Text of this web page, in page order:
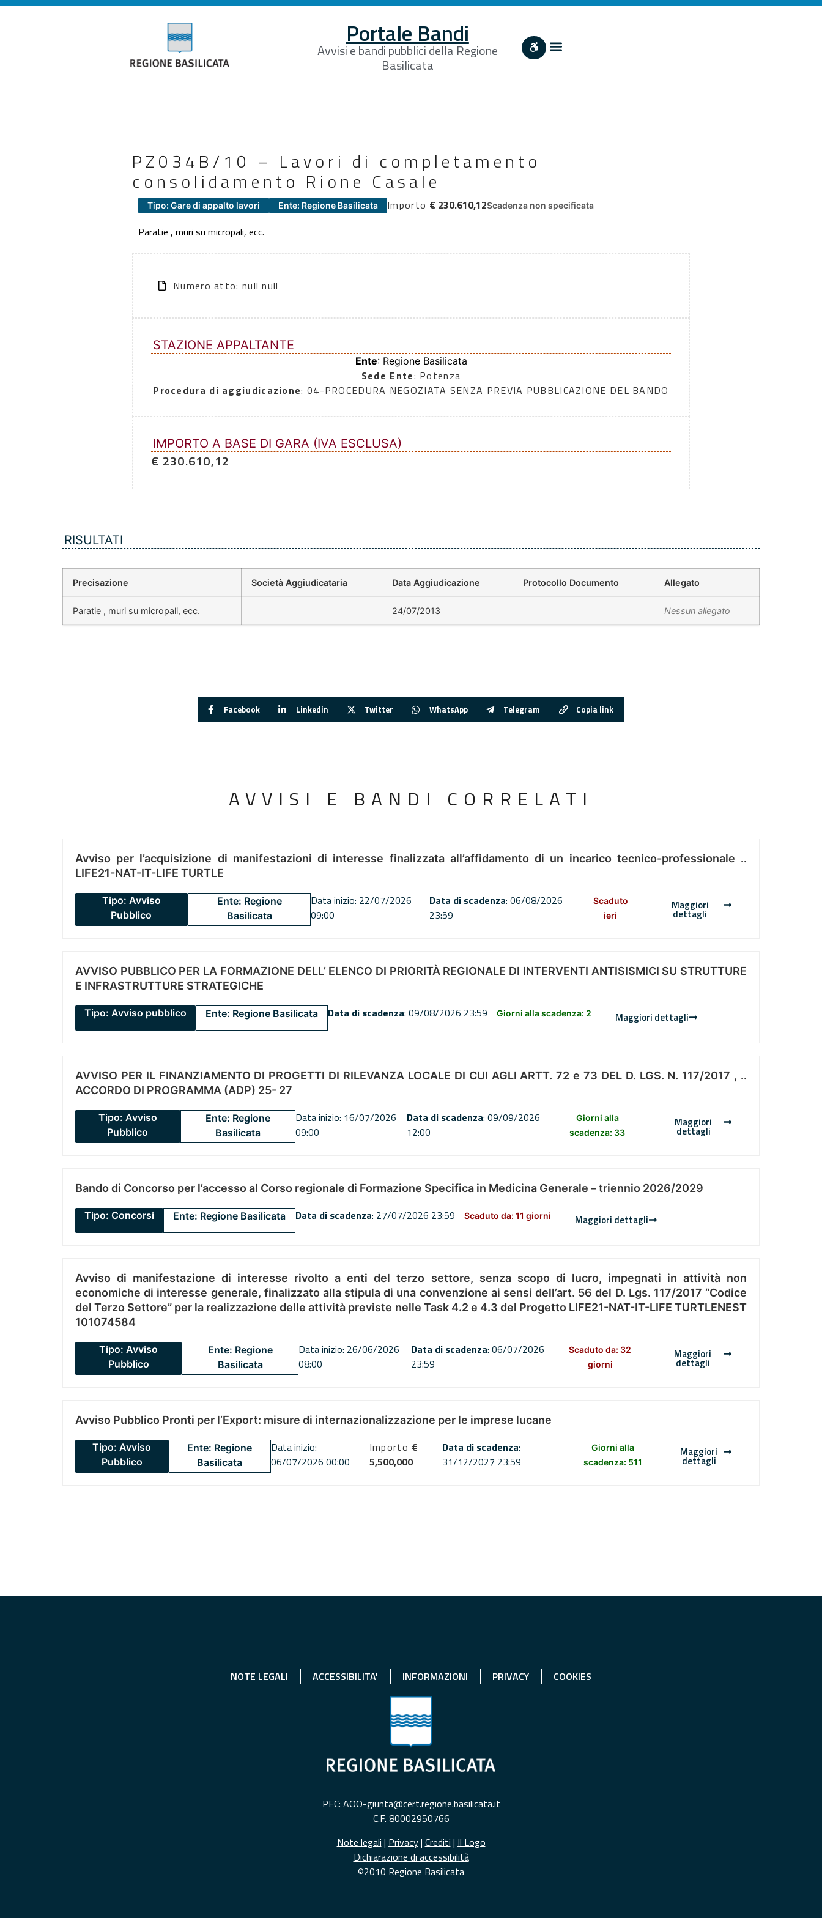
Portale Bandi
Avvisi e bandi pubblici della Regione
Basilicata
PZ034B/10 – Lavori di completamento
consolidamento Rione Casale
Tipo: Gare di appalto lavori Ente: Regione Basilicata Importo € 230.610,12Scadenza non specificata
Paratie , muri su micropali, ecc.
Numero atto: null null
STAZIONE APPALTANTE
Ente: Regione Basilicata
Sede Ente: Potenza
Procedura di aggiudicazione: 04-PROCEDURA NEGOZIATA SENZA PREVIA PUBBLICAZIONE DEL BANDO
IMPORTO A BASE DI GARA (IVA ESCLUSA)
€ 230.610,12
RISULTATI
Precisazione Società Aggiudicataria Data Aggiudicazione Protocollo Documento Allegato
Paratie , muri su micropali, ecc. 24/07/2013 Nessun allegato
Facebook Linkedin Twitter WhatsApp Telegram Copia link
AVVISI E BANDI CORRELATI
Avviso per l’acquisizione di manifestazioni di interesse finalizzata all’affidamento di un incarico tecnico-professionale ..
LIFE21-NAT-IT-LIFE TURTLE
Tipo: Avviso
Pubblico
Ente: Regione
Basilicata
Data inizio: 22/07/2026
09:00
Data di scadenza: 06/08/2026
23:59
Scaduto
ieri
Maggiori
dettagli
AVVISO PUBBLICO PER LA FORMAZIONE DELL’ ELENCO DI PRIORITÀ REGIONALE DI INTERVENTI ANTISISMICI SU STRUTTURE
E INFRASTRUTTURE STRATEGICHE
Tipo: Avviso pubblico Ente: Regione Basilicata Data di scadenza: 09/08/2026 23:59 Giorni alla scadenza: 2 Maggiori dettagli
AVVISO PER IL FINANZIAMENTO DI PROGETTI DI RILEVANZA LOCALE DI CUI AGLI ARTT. 72 e 73 DEL D. LGS. N. 117/2017 , ..
ACCORDO DI PROGRAMMA (ADP) 25- 27
Tipo: Avviso
Pubblico
Ente: Regione
Basilicata
Data inizio: 16/07/2026
09:00
Data di scadenza: 09/09/2026
12:00
Giorni alla
scadenza: 33
Maggiori
dettagli
Bando di Concorso per l’accesso al Corso regionale di Formazione Specifica in Medicina Generale – triennio 2026/2029
Tipo: Concorsi Ente: Regione Basilicata Data di scadenza: 27/07/2026 23:59 Scaduto da: 11 giorni Maggiori dettagli
Avviso di manifestazione di interesse rivolto a enti del terzo settore, senza scopo di lucro, impegnati in attività non
economiche di interesse generale, finalizzato alla stipula di una convenzione ai sensi dell’art. 56 del D. Lgs. 117/2017 “Codice
del Terzo Settore” per la realizzazione delle attività previste nelle Task 4.2 e 4.3 del Progetto LIFE21-NAT-IT-LIFE TURTLENEST
101074584
Tipo: Avviso
Pubblico
Ente: Regione
Basilicata
Data inizio: 26/06/2026
08:00
Data di scadenza: 06/07/2026
23:59
Scaduto da: 32
giorni
Maggiori
dettagli
Avviso Pubblico Pronti per l’Export: misure di internazionalizzazione per le imprese lucane
Tipo: Avviso
Pubblico
Ente: Regione
Basilicata
Data inizio:
06/07/2026 00:00
Importo €
5,500,000
Data di scadenza:
31/12/2027 23:59
Giorni alla
scadenza: 511
Maggiori
dettagli
NOTE LEGALI ACCESSIBILITA' INFORMAZIONI PRIVACY COOKIES
PEC: AOO-giunta@cert.regione.basilicata.it
C.F. 80002950766
Note legali | Privacy| Crediti | Il Logo
Dichiarazione di accessibilità
©2010 Regione Basilicata